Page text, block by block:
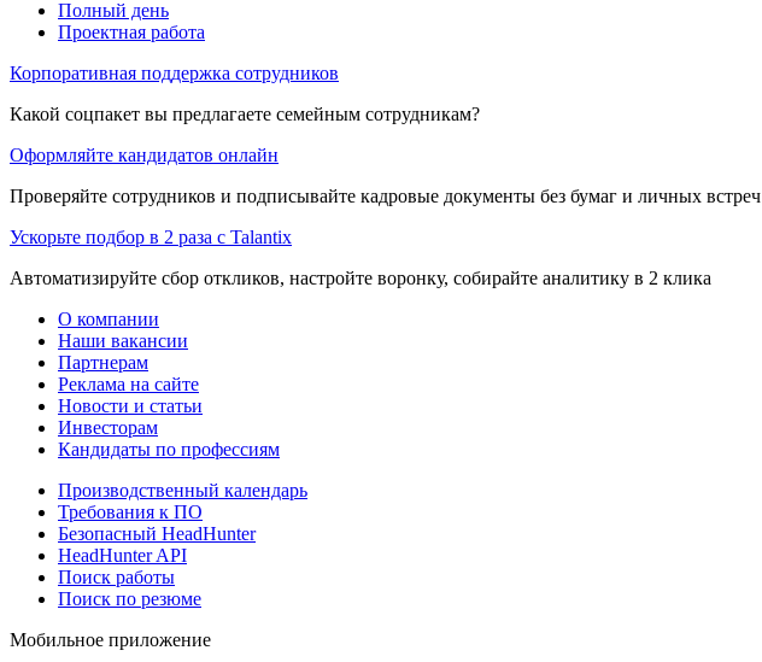
Полный день
Проектная работа
Корпоративная поддержка сотрудников
Какой соцпакет вы предлагаете семейным сотрудникам?
Оформляйте кандидатов онлайн
Проверяйте сотрудников и подписывайте кадровые документы без бумаг и личных встреч
Ускорьте подбор в 2 раза с Talantix
Автоматизируйте сбор откликов, настройте воронку, собирайте аналитику в 2 клика
О компании
Наши вакансии
Партнерам
Реклама на сайте
Новости и статьи
Инвесторам
Кандидаты по профессиям
Производственный календарь
Требования к ПО
Безопасный HeadHunter
HeadHunter API
Поиск работы
Поиск по резюме
Мобильное приложение